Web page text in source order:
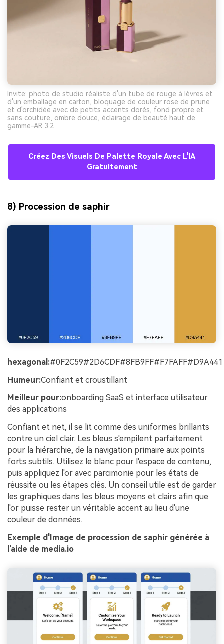
Invite: photo de studio réaliste d'un tube de rouge à lèvres et
d'un emballage en carton, bloquage de couleur rose de prune
et d'orchidée avec de petits accents dorés, fond propre et
sans couture, ombre douce, éclairage de beauté haut de
gamme-AR 3:2
Créez Des Visuels De Palette Royale Avec L'IA
Gratuitement
8) Procession de saphir
hexagonal:#0F2C59#2D6CDF#8FB9FF#F7FAFF#D9A441
Humeur:Confiant et croustillant
Meilleur pour:onboarding SaaS et interface utilisateur
des applications
Confiant et net, il se lit comme des uniformes brillants
contre un ciel clair. Les bleus s'empilent parfaitement
pour la hiérarchie, de la navigation primaire aux points
forts subtils. Utilisez le blanc pour l'espace de contenu,
puis appliquez l'or avec parcimonie pour les états de
réussite ou les étapes clés. Un conseil utile est de garder
les graphiques dans les bleus moyens et clairs afin que
l'or puisse rester un véritable accent au lieu d'une
couleur de données.
Exemple d'Image de procession de saphir générée à
l'aide de media.io